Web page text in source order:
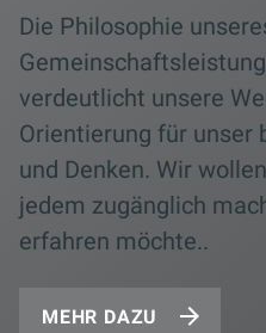
Die Philosophie
verdeutlicht unsere
Orientierung für unser
und Denken. Wir
jedem zugänglich
erfahren möchte..
MEHR DAZU